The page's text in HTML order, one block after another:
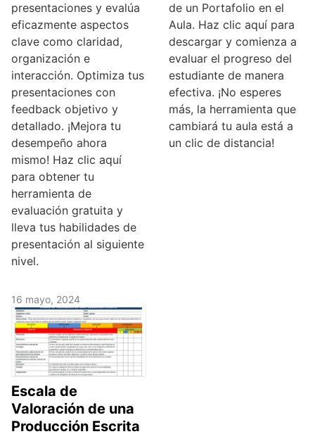
presentaciones y evalúa
eficazmente aspectos
clave como claridad,
organización e
interacción. Optimiza tus
presentaciones con
feedback objetivo y
detallado. ¡Mejora tu
desempeño ahora
mismo! Haz clic aquí
para obtener tu
herramienta de
evaluación gratuita y
lleva tus habilidades de
presentación al siguiente
nivel.
de un Portafolio en el
Aula. Haz clic aquí para
descargar y comienza a
evaluar el progreso del
estudiante de manera
efectiva. ¡No esperes
más, la herramienta que
cambiará tu aula está a
un clic de distancia!
16 mayo, 2024
Escala de
Valoración de una
Producción Escrita